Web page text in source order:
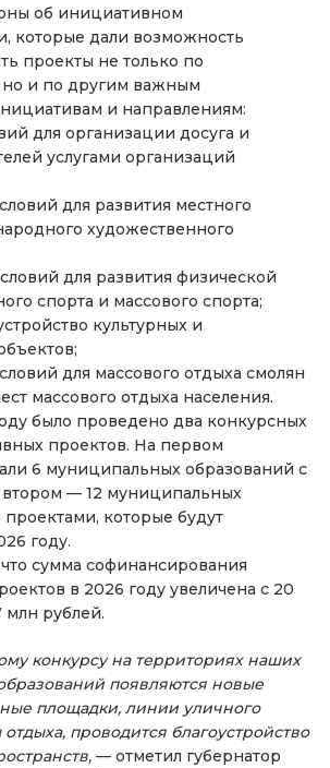
об инициативном
которые дали возможность
проекты не только по
но и по другим важным
и направлениям:
для организации досуга и
услугами организаций
для развития местного
художественного
для развития физической
спорта и массового спорта;
культурных и
для массового отдыха смолян
массового отдыха населения.
было проведено два конкурсных
проектов. На первом
6 муниципальных образований с
втором — 12 муниципальных
проектами, которые будут
году.
сумма софинансирования
в 2026 году увеличена с 20
млн рублей.
конкурсу на территориях наших
появляются новые
площадки, линии уличного
проводится благоустройство
— отметил губернатор